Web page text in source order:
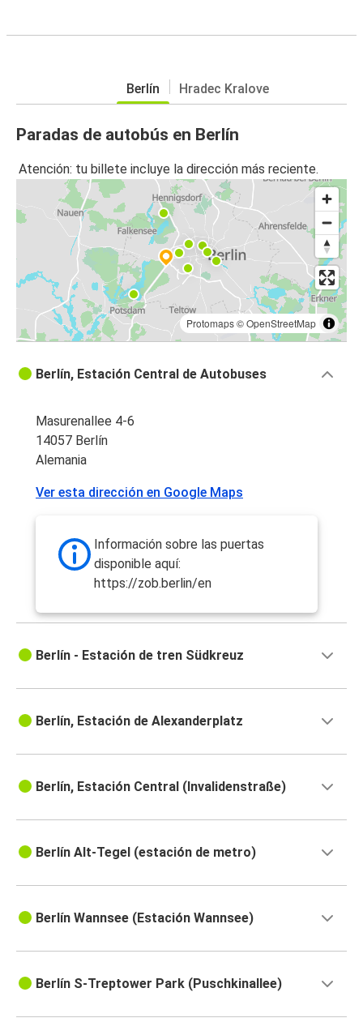
Berlín Hradec Kralove
Paradas de autobús en Berlín
Atención: tu billete incluye la dirección más reciente.
Protomaps©OpenStreetMap
Berlín, Estación Central de Autobuses
Masurenallee 4-6
14057 Berlín
Alemania
Ver esta dirección en Google Maps
Información sobre las puertas
disponible aquí:
https://zob.berlin/en
Berlín - Estación de tren Südkreuz
Berlín, Estación de Alexanderplatz
Berlín, Estación Central (Invalidenstraße)
Berlín Alt-Tegel (estación de metro)
Berlín Wannsee (Estación Wannsee)
Berlín S-Treptower Park (Puschkinallee)